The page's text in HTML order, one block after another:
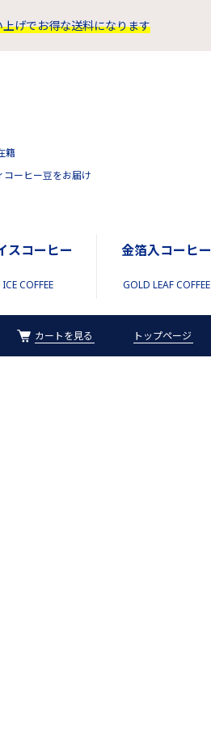
げでお得な送料になります
籍
コーヒー豆をお届け
スコーヒー
ICE COFFEE
金箔入コーヒー
GOLD LEAF COFFEE
カートを見る トップページ